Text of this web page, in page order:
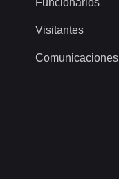
Funcionarios
Visitantes
Comunicaciones